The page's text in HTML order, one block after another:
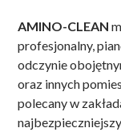
AMINO-CLEAN
profesjonalny,
odczynie
oraz innych
polecany w